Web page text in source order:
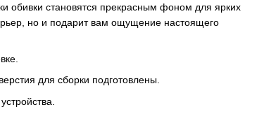
обивки становятся прекрасным фоном для ярких
но и подарит вам ощущение настоящего
для сборки подготовлены.